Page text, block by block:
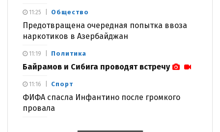
Общество
Предотвращена очередная попытка ввоза
наркотиков в Азербайджан
11:25
Политика
Байрамов и Сибига проводят встречу
11:19
Спорт
ФИФА спасла Инфантино после громкого
провала
11:16